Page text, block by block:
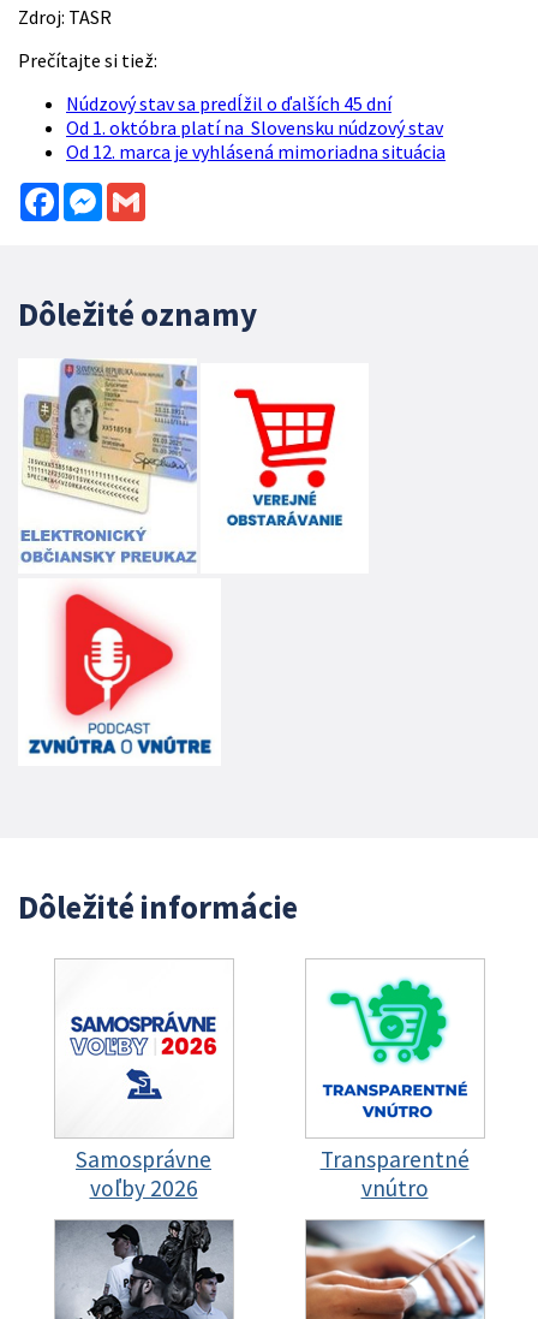
Zdroj: TASR
Prečítajte si tiež:
Núdzový stav sa predĺžil o ďalších 45 dní
Od 1. októbra platí na Slovensku núdzový stav
Od 12. marca je vyhlásená mimoriadna situácia
FacebookMessenger
Dôležité oznamy
Dôležité informácie
Samosprávne
voľby 2026
Transparentné
vnútro